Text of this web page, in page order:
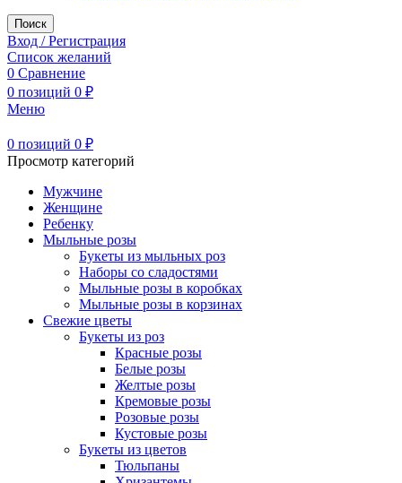
Поиск
Вход / Регистрация
Список желаний
0 Сравнение
0 позиций 0 ₽
Меню
0 позиций 0 ₽
Просмотр категорий
Мужчине
Женщине
Ребенку
Мыльные розы
Букеты из мыльных роз
Наборы со сладостями
Мыльные розы в коробках
Мыльные розы в корзинах
Свежие цветы
Букеты из роз
Красные розы
Белые розы
Желтые розы
Кремовые розы
Розовые розы
Кустовые розы
Букеты из цветов
Тюльпаны